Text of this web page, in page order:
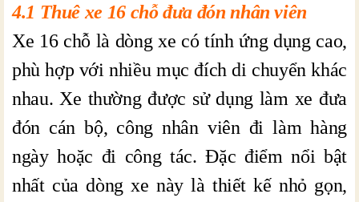
4.1 Thuê xe 16 chỗ đưa đón nhân viên
Xe 16 chỗ là dòng xe có tính ứng dụng cao,
phù hợp với nhiều mục đích di chuyển khác
nhau. Xe thường được sử dụng làm xe đưa
đón cán bộ, công nhân viên đi làm hàng
ngày hoặc đi công tác. Đặc điểm nổi bật
nhất của dòng xe này là thiết kế nhỏ gọn,